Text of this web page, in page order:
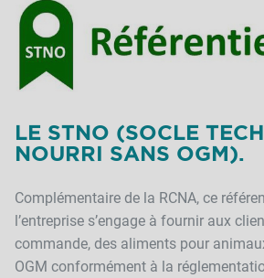
LE STNO (SOCLE
NOURRI SANS OGM).
Complémentaire de la RCNA, ce
l’entreprise s’engage à fournir aux
commande, des aliments pour
OGM conformément à la